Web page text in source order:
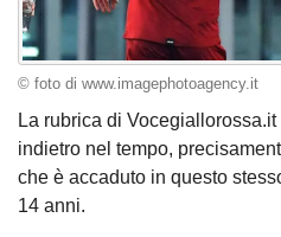
© foto di www.imagephotoagency.it
La rubrica di
indietro nel tempo,
che è accaduto in questo
14 anni.